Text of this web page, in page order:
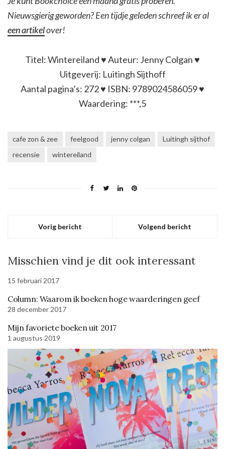
Nieuwsgierig geworden? Een tijdje geleden schreef ik er al
een artikelover!
Titel: Wintereiland ♥ Auteur: Jenny Colgan ♥
Uitgeverij: Luitingh Sijthoff
Aantal pagina’s: 272 ♥ ISBN: 9789024586059 ♥
Waardering: ***,5
cafe zon & zee feelgood jenny colgan
Luitingh sijthof
recensie
wintereiland
Vorig bericht Volgend bericht
Misschien vind je dit ook interessant
15 februari 2017
Column: Waarom ik boeken hoge waarderingen geef
28 december 2017
Mijn favoriete boeken uit 2017
1 augustus 2019